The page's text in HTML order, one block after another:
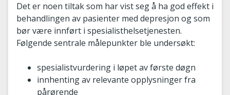
Det er noen tiltak som har vist seg å ha god effekt i
behandlingen av pasienter med depresjon og som
bør være innført i spesialisthelsetjenesten.
Følgende sentrale målepunkter ble undersøkt:
spesialistvurdering i løpet av første døgn
innhenting av relevante opplysninger fra
pårørende